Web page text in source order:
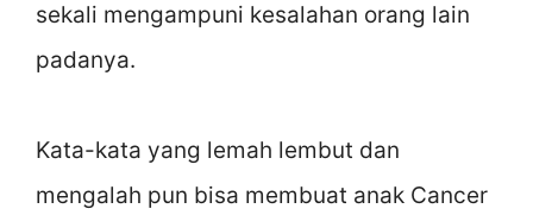
sekali mengampuni kesalahan orang lain
padanya.
Kata-kata yang lemah lembut dan
mengalah pun bisa membuat anak Cancer